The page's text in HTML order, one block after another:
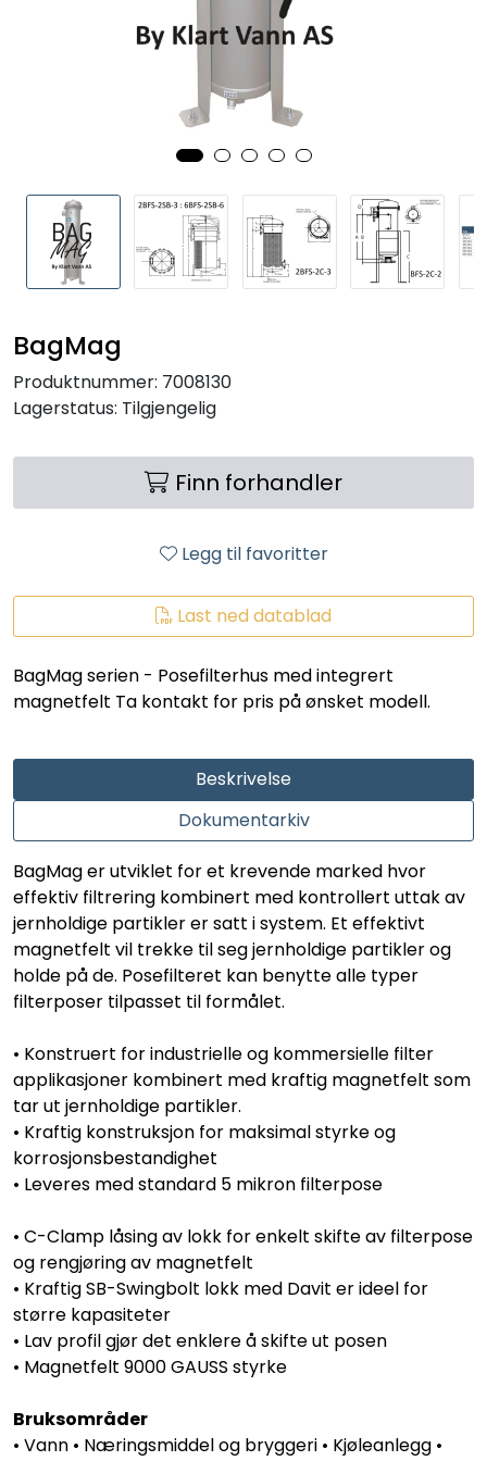
BagMag
Produktnummer: 7008130
Lagerstatus: Tilgjengelig
Finn forhandler
Legg til favoritter
Last ned datablad
BagMag serien - Posefilterhus med integrert
magnetfelt Ta kontakt for pris på ønsket modell.
Beskrivelse
Dokumentarkiv
BagMag er utviklet for et krevende marked hvor
effektiv filtrering kombinert med kontrollert uttak av
jernholdige partikler er satt i system. Et effektivt
magnetfelt vil trekke til seg jernholdige partikler og
holde på de. Posefilteret kan benytte alle typer
filterposer tilpasset til formålet.
• Konstruert for industrielle og kommersielle filter
applikasjoner kombinert med kraftig magnetfelt som
tar ut jernholdige partikler.
• Kraftig konstruksjon for maksimal styrke og
korrosjonsbestandighet
• Leveres med standard 5 mikron filterpose
• C-Clamp låsing av lokk for enkelt skifte av filterpose
og rengjøring av magnetfelt
• Kraftig SB-Swingbolt lokk med Davit er ideel for
større kapasiteter
• Lav profil gjør det enklere å skifte ut posen
• Magnetfelt 9000 GAUSS styrke
Bruksområder
• Vann • Næringsmiddel og bryggeri • Kjøleanlegg •
HUS OG HYTTE
ANALYSEVERKTØY
FILTERMEDIA
STATISKE MIKSERE
LAGERSALG
Aktuelt
Kontakt